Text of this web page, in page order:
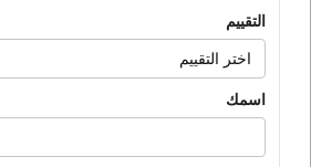
التقييم
اسمك